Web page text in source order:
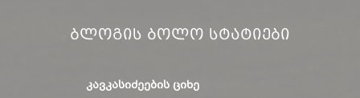
Ბლოგის Ბოლო Სტატიები
ᲙᲐᲕᲙᲐᲡᲘᲫᲔᲔᲑᲘᲡ ᲪᲘᲮᲔ